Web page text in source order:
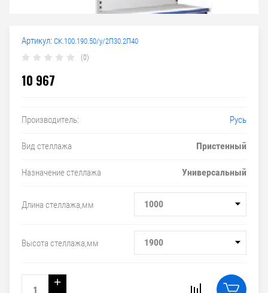
Артикул: СК.100.190.50/у/2П30.2П40
(0)
10 967
Производитель: Русь
Вид стеллажа Пристенный
Назначение стеллажа Универсальный
Длина стеллажа,мм 1000
Высота стеллажа,мм 1900
+